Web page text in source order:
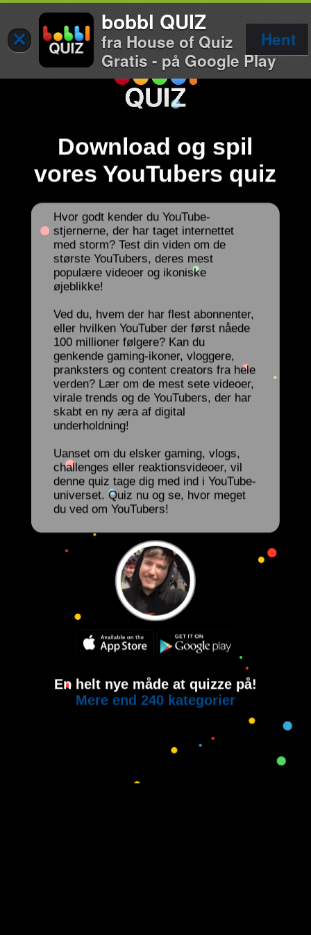
×
bobbl QUIZ
fra House of Quiz
Gratis - på Google Play
Hent
Download og spil
vores YouTubers quiz
Hvor godt kender du YouTube-
stjernerne, der har taget internettet
med storm? Test din viden om de
største YouTubers, deres mest
populære videoer og ikoniske
øjeblikke!
Ved du, hvem der har flest abonnenter,
eller hvilken YouTuber der først nåede
100 millioner følgere? Kan du
genkende gaming-ikoner, vloggere,
pranksters og content creators fra hele
verden? Lær om de mest sete videoer,
virale trends og de YouTubers, der har
skabt en ny æra af digital
underholdning!
Uanset om du elsker gaming, vlogs,
challenges eller reaktionsvideoer, vil
denne quiz tage dig med ind i YouTube-
universet. Quiz nu og se, hvor meget
du ved om YouTubers!
En helt nye måde at quizze på!
Mere end 240 kategorier